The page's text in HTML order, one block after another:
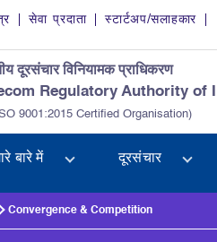
सेवा प्रदाता स्टार्टअप/सलाहकार
दूरसंचार विनियामक प्राधिकरण
Regulatory Authority of
9001:2015 Certified Organisation)
बारे में दूरसंचार
Convergence & Competition